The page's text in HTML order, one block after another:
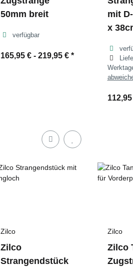
50mm breit
verfügbar
165,95 € - 219,95 € *
mit
x
Zilco
Zilco
Strangendstück
Zilco
Zilco